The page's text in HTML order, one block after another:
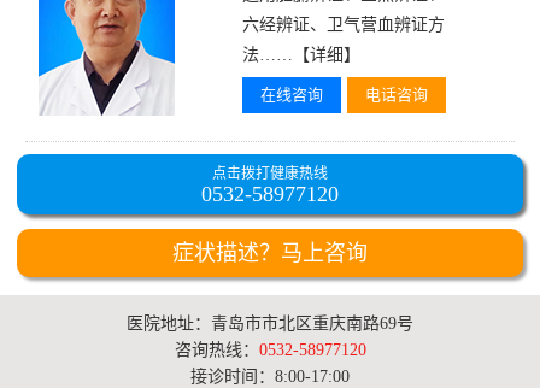
六经辨证、卫气营血辨证方
法……
【详细】
在线咨询 电话咨询
点击拨打健康热线
0532-58977120
症状描述？马上咨询
医院地址：青岛市市北区重庆南路69号
咨询热线： 0532-58977120
接诊时间：8:00-17:00